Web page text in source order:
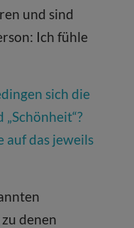
und sind
Ich fühle
sich die
„Schönheit“?
auf das jeweils
denen